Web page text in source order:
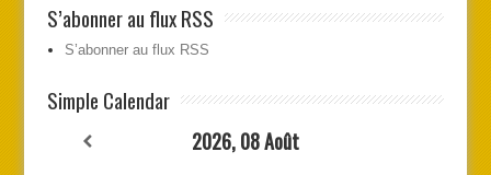
S’abonner au flux RSS
S’abonner au flux RSS
Simple Calendar
2026, 08 Août